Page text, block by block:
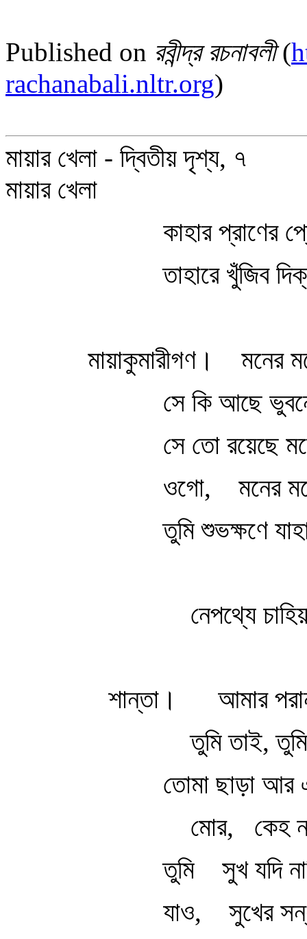
Published on রবীন্দ্র রচনাবলী(
rachanabali.nltr.org)
মায়ার খেলা - দ্বিতীয় দৃশ্য, ৭
মায়ার খেলা
কাহার প্রাণের
তাহারে খুঁজিব
মায়াকুমারীগণ। মনের
সে কি আছে
সে তো রয়েছে
ওগো, মনের
তুমি শুভক্ষণে
নেপথ্যে
শান্তা। আমার পরান
তুমি তাই,
তোমা ছাড়া
মোর, কেহ
তুমি সুখ যদি
যাও, সুখের